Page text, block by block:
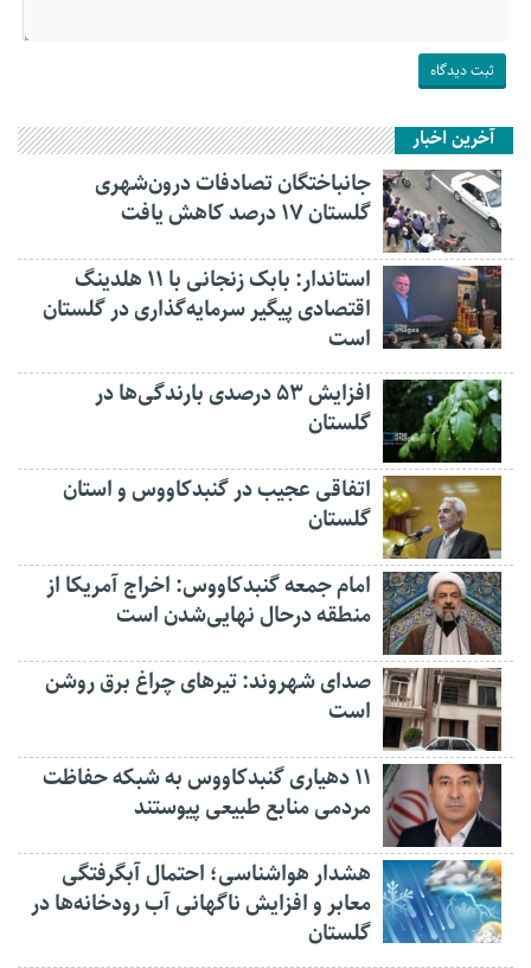
آخرین اخبار
جانباختگان تصادفات درون‌شهری
گلستان ۱۷ درصد کاهش یافت
استاندار: بابک زنجانی با ۱۱ هلدینگ
اقتصادی پیگیر سرمایه‌گذاری در گلستان
است
افزایش ۵۳ درصدی بارندگی‌ها در
گلستان
اتفاقی عجیب در‌ گنبدکاووس و استان
گلستان
امام جمعه گنبدکاووس: اخراج آمریکا از
منطقه درحال نهایی‌شدن است
صدای شهروند: تیرهای چراغ برق روشن
است
۱۱ دهیاری گنبدکاووس به شبکه حفاظت
مردمی منابع طبیعی پیوستند
هشدار هواشناسی؛ احتمال آبگرفتگی
معابر و افزایش ناگهانی آب رودخانه‌ها در
گلستان